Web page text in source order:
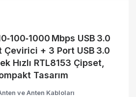
Mbps USB 3.0
+ 3 Port USB 3.0
Hızlı RTL8153 Çipset,
Tasarım
ve Anten Kabloları